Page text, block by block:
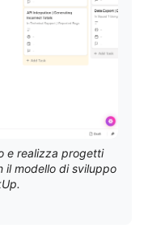
e realizza progetti
il modello di sviluppo